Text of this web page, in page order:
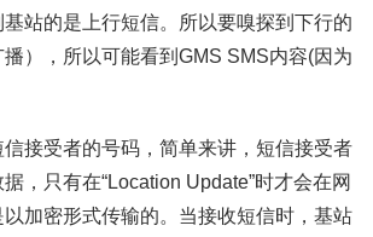
站的是上行短信。所以要嗅探到下行的
），所以可能看到GMS SMS内容(因为
接受者的号码，简单来讲，短信接受者
，只有在“Location Update”时才会在网
加密形式传输的。当接收短信时，基站